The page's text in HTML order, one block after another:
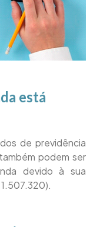
está
de previdência
podem ser
devido à sua